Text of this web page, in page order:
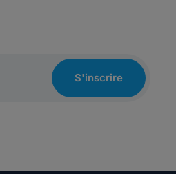
S'inscrire